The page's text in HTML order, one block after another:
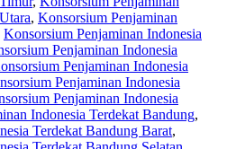
, Konsorsium Penjaminan
Konsorsium Penjaminan Indonesia
Penjaminan Indonesia
Penjaminan Indonesia
Penjaminan Indonesia
Penjaminan Indonesia
Indonesia Terdekat Bandung,
Terdekat Bandung Barat,